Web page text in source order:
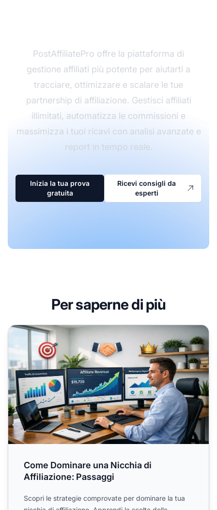
PostAffiliatePro offre la piattaforma di
gestione affiliati più potente per aiutarti a
tracciare, ottimizzare e scalare le tue
partnership di affiliazione. Gestisci affiliati
illimitati, automatizza le commissioni e
massimizza i tuoi ricavi con analisi avanzate e
report in tempo reale.
Inizia la tua prova
gratuita
Ricevi consigli da
esperti
Per saperne di più
Come Dominare una Nicchia di Affiliazione: Passaggi
Come Dominare una Nicchia di
Affiliazione: Passaggi
Scopri le strategie comprovate per dominare la tua